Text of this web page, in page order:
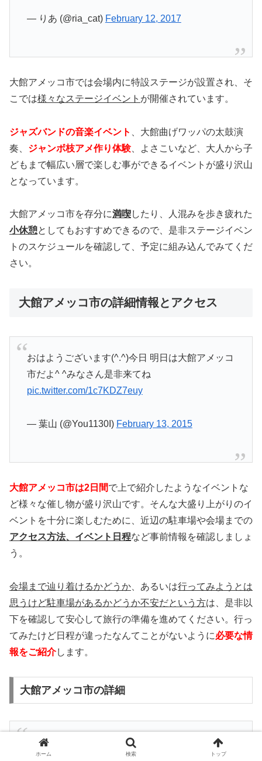
— りあ (@ria_cat) February 12, 2017
大館アメッコ市では会場内に特設ステージが設置され、そ
こでは様々なステージイベント が開催されています。
ジャズバンドの音楽イベント
、大館曲げワッパの太鼓演
奏、 ジャンボ枝アメ作り体験、よさこいなど、大人から子
どもまで幅広い層で楽しむ事ができるイベントが盛り沢山
となっています。
大館アメッコ市を存分に満喫したり、人混みを歩き疲れた
小休憩としてもおすすめできるので、是非ステージイベン
トのスケジュールを確認して、予定に組み込んでみてくだ
さい。
大館アメッコ市の詳細情報とアクセス
おはようございます(^.^)今日 明日は大館アメッコ
市だよ^ ^みなさん是非来てね
pic.twitter.com/1c7KDZ7euy
— 葉山 (@You1130I) February 13, 2015
大館アメッコ市は2日間で上で紹介したようなイベントな
ど様々な催し物が盛り沢山です。そんな大盛り上がりのイ
ベントを十分に楽しむために、近辺の駐車場や会場までの
アクセス方法、イベント日程など事前情報を確認しましょ
う。
会場まで辿り着けるかどうか 、あるいは行ってみようとは
思うけど駐車場があるかどうか不安だという方は、是非以
下を確認して安心して旅行の準備を進めてください。行っ
てみたけど日程が違ったなんてことがないように必要な情
報をご紹介します。
大館アメッコ市の詳細
大館あめっこ市へ😊
晴れてる〜
pic.twitter.com/AFN4GkK1ee
ホーム 検索 トップ